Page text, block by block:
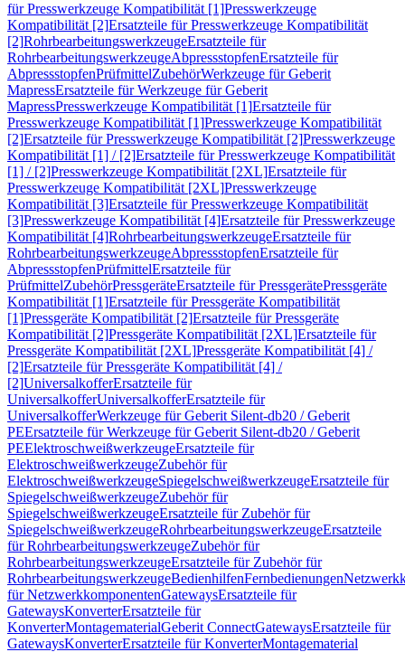
für Presswerkzeuge Kompatibilität [1]Presswerkzeuge
Kompatibilität [2]Ersatzteile für Presswerkzeuge Kompatibilität
[2]RohrbearbeitungswerkzeugeErsatzteile für
RohrbearbeitungswerkzeugeAbpressstopfenErsatzteile für
AbpressstopfenPrüfmittelZubehörWerkzeuge für Geberit
MapressErsatzteile für Werkzeuge für Geberit
MapressPresswerkzeuge Kompatibilität [1]Ersatzteile für
Presswerkzeuge Kompatibilität [1]Presswerkzeuge Kompatibilität
[2]Ersatzteile für Presswerkzeuge Kompatibilität [2]Presswerkzeuge
Kompatibilität [1] / [2]Ersatzteile für Presswerkzeuge Kompatibilität
[1] / [2]Presswerkzeuge Kompatibilität [2XL]Ersatzteile für
Presswerkzeuge Kompatibilität [2XL]Presswerkzeuge
Kompatibilität [3]Ersatzteile für Presswerkzeuge Kompatibilität
[3]Presswerkzeuge Kompatibilität [4]Ersatzteile für Presswerkzeuge
Kompatibilität [4]RohrbearbeitungswerkzeugeErsatzteile für
RohrbearbeitungswerkzeugeAbpressstopfenErsatzteile für
AbpressstopfenPrüfmittelErsatzteile für
PrüfmittelZubehörPressgeräteErsatzteile für PressgerätePressgeräte
Kompatibilität [1]Ersatzteile für Pressgeräte Kompatibilität
[1]Pressgeräte Kompatibilität [2]Ersatzteile für Pressgeräte
Kompatibilität [2]Pressgeräte Kompatibilität [2XL]Ersatzteile für
Pressgeräte Kompatibilität [2XL]Pressgeräte Kompatibilität [4] /
[2]Ersatzteile für Pressgeräte Kompatibilität [4] /
[2]UniversalkofferErsatzteile für
UniversalkofferUniversalkofferErsatzteile für
UniversalkofferWerkzeuge für Geberit Silent-db20 / Geberit
PEErsatzteile für Werkzeuge für Geberit Silent-db20 / Geberit
PEElektroschweißwerkzeugeErsatzteile für
ElektroschweißwerkzeugeZubehör für
ElektroschweißwerkzeugeSpiegelschweißwerkzeugeErsatzteile für
SpiegelschweißwerkzeugeZubehör für
SpiegelschweißwerkzeugeErsatzteile für Zubehör für
SpiegelschweißwerkzeugeRohrbearbeitungswerkzeugeErsatzteile
für RohrbearbeitungswerkzeugeZubehör für
RohrbearbeitungswerkzeugeErsatzteile für Zubehör für
RohrbearbeitungswerkzeugeBedienhilfenFernbedienungen
für NetzwerkkomponentenGatewaysErsatzteile für
GatewaysKonverterErsatzteile für
KonverterMontagematerialGeberit ConnectGatewaysErsatzteile für
GatewaysKonverterErsatzteile für KonverterMontagematerial